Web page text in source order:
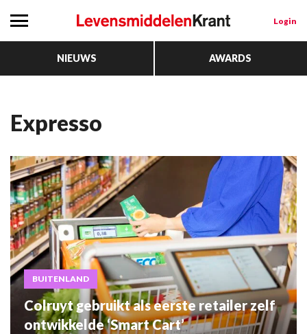
Login
NIEUWS AWARDS
Expresso
BUITENLAND
Colruyt gebruikt als eerste retailer zelf
ontwikkelde ‘Smart Cart’